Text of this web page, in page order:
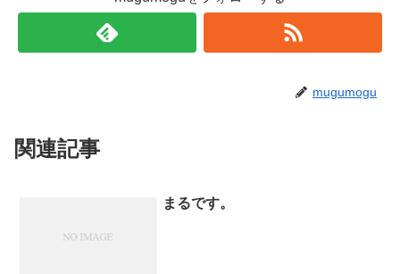
mugumogu
関連記事
まるです。